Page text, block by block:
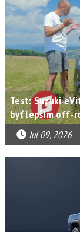
Test: Suzuki
byť lepším off-
Jul 09, 2026